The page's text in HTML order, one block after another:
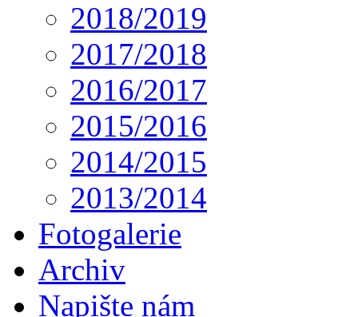
2018/2019
2017/2018
2016/2017
2015/2016
2014/2015
2013/2014
Fotogalerie
Archiv
Napište nám